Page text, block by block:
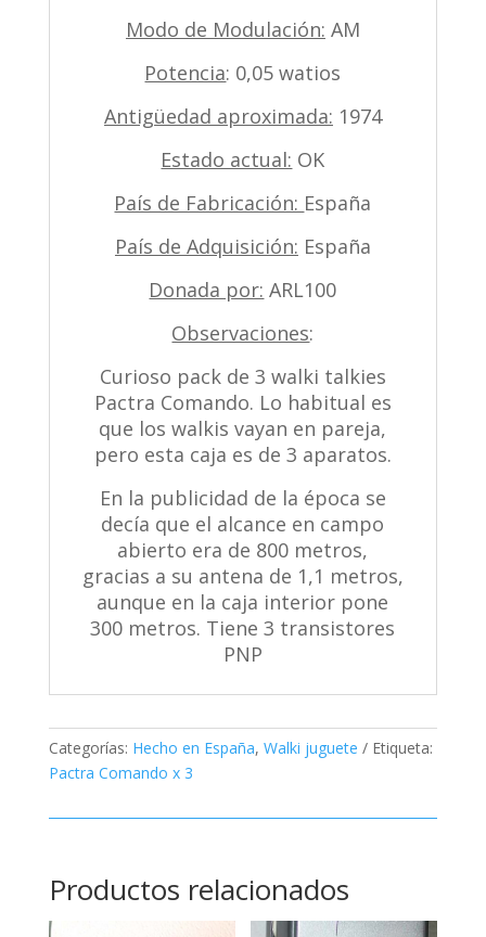
Modo de Modulación: AM
Potencia: 0,05 watios
Antigüedad aproximada: 1974
Estado actual: OK
País de Fabricación: España
País de Adquisición: España
Donada por: ARL100
Observaciones:
Curioso pack de 3 walki talkies
Pactra Comando. Lo habitual es
que los walkis vayan en pareja,
pero esta caja es de 3 aparatos.
En la publicidad de la época se
decía que el alcance en campo
abierto era de 800 metros,
gracias a su antena de 1,1 metros,
aunque en la caja interior pone
300 metros. Tiene 3 transistores
PNP
Categorías: Hecho en España, Walki juguete
Etiqueta:
Pactra Comando x 3
Productos relacionados